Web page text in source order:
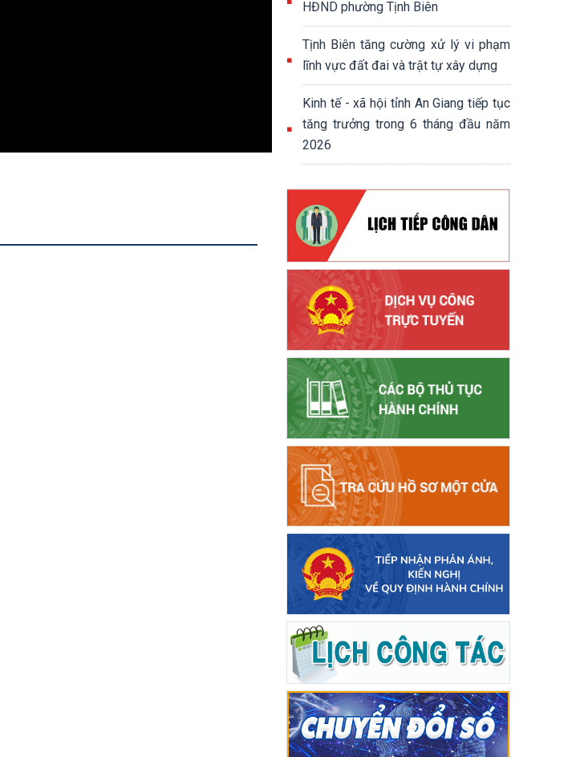
HĐND phường Tịnh Biên
Tịnh Biên tăng cường xử lý vi phạm
lĩnh vực đất đai và trật tự xây dựng
Kinh tế - xã hội tỉnh An Giang tiếp tục
tăng trưởng trong 6 tháng đầu năm
2026